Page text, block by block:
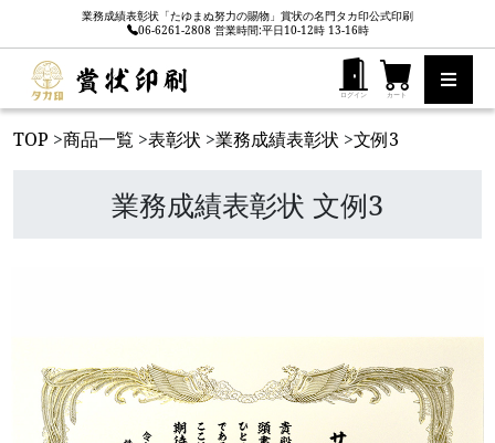
業務成績表彰状「たゆまぬ努力の賜物」賞状の名門タカ印公式印刷
06-6261-2808 営業時間:平日10-12時 13-16時
ログイン カート
TOP >商品一覧 >表彰状 >業務成績表彰状 >文例3
業務成績表彰状 文例3